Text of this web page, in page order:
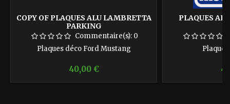
COPY OF PLAQUES ALU LAMBRETTA
PARKING
Commentaire(s): 0
Plaques déco Ford Mustang
Prix
40,00 €
PLAQUES